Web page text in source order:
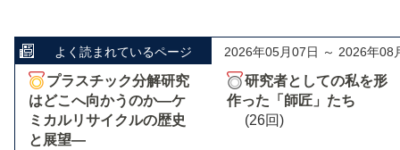
よく読まれているページ 2026年05月07日 ～ 2026年08
プラスチック分解研究
はどこへ向かうのか―ケ
ミカルリサイクルの歴史
と展望―
研究者としての私を形
作った「師匠」たち
(26回)